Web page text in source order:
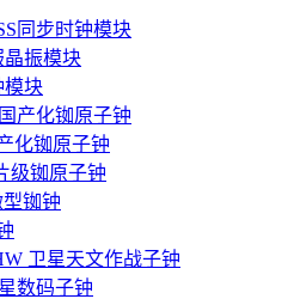
同步时钟模块
晶振模块
模块
产化铷原子钟
化铷原子钟
级铷原子钟
型铷钟
卫星天文作战子钟
数码子钟